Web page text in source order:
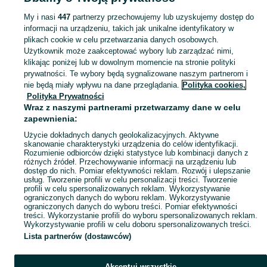
Choć praca kosmetyczki i praca kosmetologa jest do siebie podobna, to są
W związku z tym praca kosmetyczki polega głównie na wykonywaniu
Praca kosmetologa i obowiązki, jakie można wykonywać w jej ramach to
Wpływ lokalizacji i specjalizacji na
Wynagrodzenie za pracę kosmetologa i za pracę kosmetyczki zależy w
Kursy stylizacji brwi, stylizacji paznokci i rzęs, szkolenia z zakresu
Oczywiście praca w ekskluzywnym salonie czy znanym ośrodku SPA
Typy miejsc pracy dla kosmetologa i kosmetyczki
Kosmetyczka, jak i kosmetolog może wykonywać: pracę w salonie
Interesującą opcją jest praca sezonowa. Kosmetyczka w takim przypadku
Z kolei stanowisko kosmetologa pojawia się w laboratoriach badających
Praca kosmetolog, praca kosmetyczka – oferty
Pracę kosmetolog i kosmetyczka znajdą w każdym mieście, nawet
Mapa miejscowości
Mapa ministron
Popularne wyszukiwania
My i nasi 447partnerzy przechowujemy lub uzyskujemy dostęp do
informacji na urządzeniu, takich jak unikalne identyfikatory w
plikach cookie w celu przetwarzania danych osobowych.
Użytkownik może zaakceptować wybory lub zarządzać nimi,
klikając poniżej lub w dowolnym momencie na stronie polityki
prywatności. Te wybory będą sygnalizowane naszym partnerom i
nie będą miały wpływu na dane przeglądania. Polityka cookies,
Polityka Prywatności
Wraz z naszymi partnerami przetwarzamy dane w celu
zapewnienia:
Użycie dokładnych danych geolokalizacyjnych. Aktywne
skanowanie charakterystyki urządzenia do celów identyfikacji.
Rozumienie odbiorców dzięki statystyce lub kombinacji danych z
różnych źródeł. Przechowywanie informacji na urządzeniu lub
dostęp do nich. Pomiar efektywności reklam. Rozwój i ulepszanie
usług. Tworzenie profili w celu personalizacji treści. Tworzenie
profili w celu spersonalizowanych reklam. Wykorzystywanie
ograniczonych danych do wyboru reklam. Wykorzystywanie
ograniczonych danych do wyboru treści. Pomiar efektywności
treści. Wykorzystanie profili do wyboru spersonalizowanych reklam.
Wykorzystywanie profili w celu doboru spersonalizowanych treści.
Lista partnerów (dostawców)